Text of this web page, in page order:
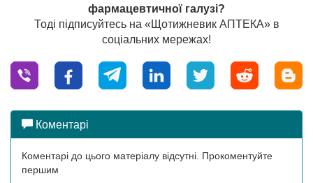
фармацевтичної галузі?
Тоді підписуйтесь на «Щотижневик АПТЕКА» в
соціальних мережах!
Коментарі
Коментарі до цього матеріалу відсутні. Прокоментуйте
першим